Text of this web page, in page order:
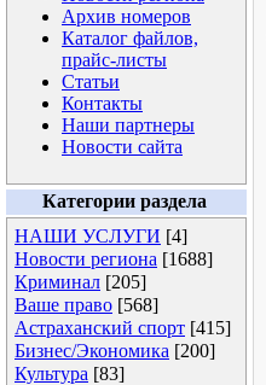
Архив номеров
Каталог файлов,
прайс-листы
Статьи
Контакты
Наши партнеры
Новости сайта
Категории раздела
НАШИ УСЛУГИ [4]
Новости региона [1688]
Криминал [205]
Ваше право [568]
Астраханский спорт [415]
Бизнес/Экономика [200]
Культура [83]